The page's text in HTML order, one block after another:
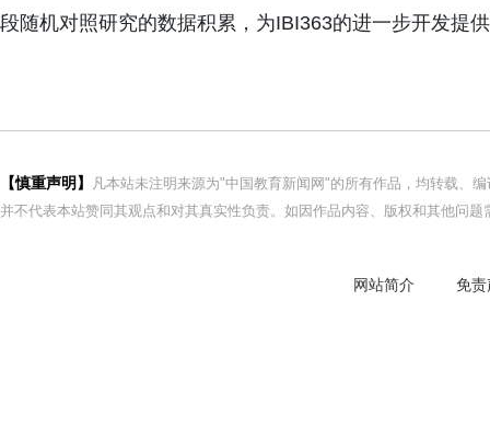
段随机对照研究的数据积累，为IBI363的进一步开发提
【慎重声明】
凡本站未注明来源为"中国教育新闻网"的所有作品，均转载、
并不代表本站赞同其观点和对其真实性负责。如因作品内容、版权和其他问
网站简介 免责